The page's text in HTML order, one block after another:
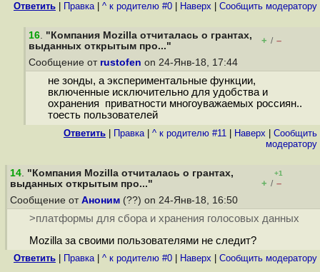
Ответить Правка| ^ к родителю #0 Наверх Cообщить модератору
16. "Компания Mozilla отчиталась о грантах,
выданных открытым про..."
+ / –
Сообщение от rustofen on 24-Янв-18, 17:44
не зонды, а экспериментальные функции,
включенные исключительно для удобства и
охранения приватности многоуважаемых россиян..
тоесть пользователей
Ответить Правка| ^ к родителю #11 Наверх
Cообщить
модератору
14. "Компания Mozilla отчиталась о грантах,
выданных открытым про..."
+1
+ / –
Сообщение от Аноним (??) on 24-Янв-18, 16:50
>платформы для сбора и хранения голосовых данных
Mozilla за своими пользователями не следит?
Ответить Правка| ^ к родителю #0 Наверх Cообщить модератору